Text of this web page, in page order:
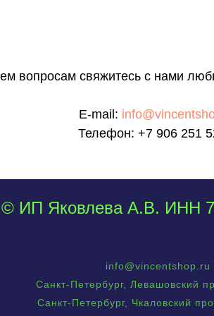
вопросам свяжитесь с нами
E-mail:
Телефон: +7 906 251
© ИП Яковлева А.В. ИНН
info@vincentshop.ru
Санкт-Петербург, Левашовский
Санкт-Петербург, Чкаловский